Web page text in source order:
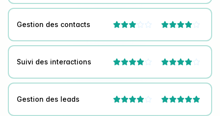
Gestion des contacts  
Suivi des interactions  
Gestion des leads  